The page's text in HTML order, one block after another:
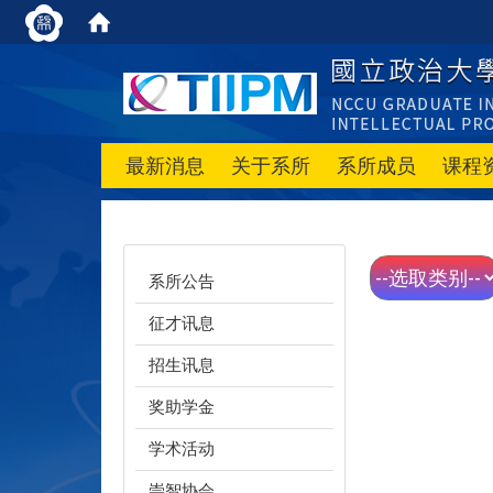
最新消息 关于系所 系所成员 课程
系所公告
征才讯息
招生讯息
奖助学金
学术活动